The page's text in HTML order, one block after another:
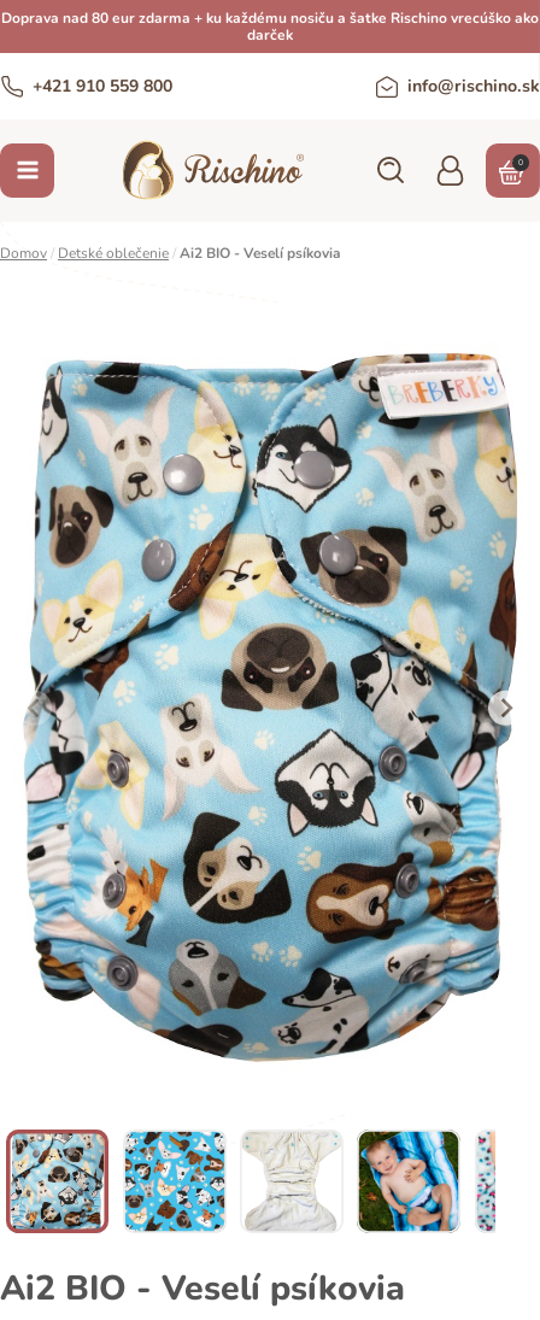
Doprava nad 80 eur zdarma + ku každému nosiču a šatke Rischino vrecúško ako
darček
+421 910 559 800 info@rischino.sk
0
Domov/ Detské oblečenie/Ai2 BIO - Veselí psíkovia
Ai2 BIO - Veselí psíkovia